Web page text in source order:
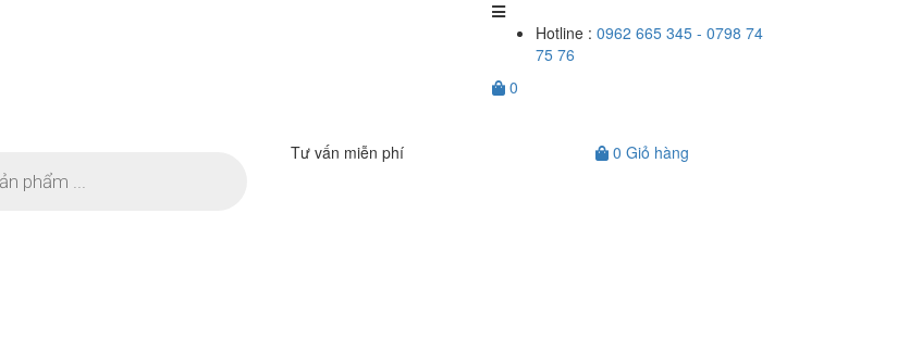
Hotline : 0962 665 345 - 0798 74
75 76
0
Tư vấn miễn phí 0 Giỏ hàng